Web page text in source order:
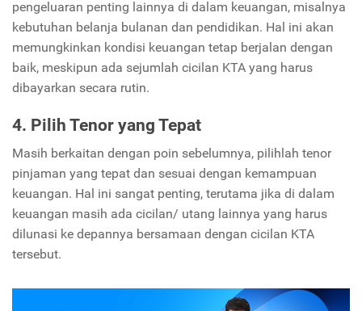
pengeluaran penting lainnya di dalam keuangan, misalnya
kebutuhan belanja bulanan dan pendidikan. Hal ini akan
memungkinkan kondisi keuangan tetap berjalan dengan
baik, meskipun ada sejumlah cicilan KTA yang harus
dibayarkan secara rutin.
4. Pilih Tenor yang Tepat
Masih berkaitan dengan poin sebelumnya, pilihlah tenor
pinjaman yang tepat dan sesuai dengan kemampuan
keuangan. Hal ini sangat penting, terutama jika di dalam
keuangan masih ada cicilan/ utang lainnya yang harus
dilunasi ke depannya bersamaan dengan cicilan KTA
tersebut.